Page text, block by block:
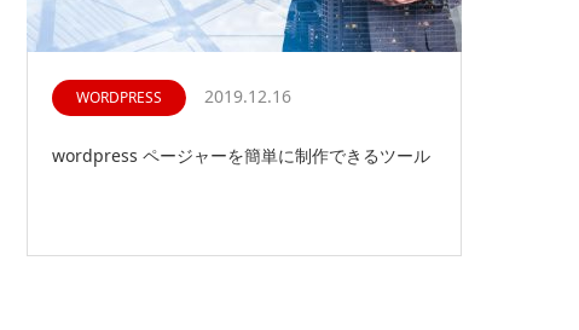
WORDPRESS 2019.12.16
wordpress ページャーを簡単に制作できるツール